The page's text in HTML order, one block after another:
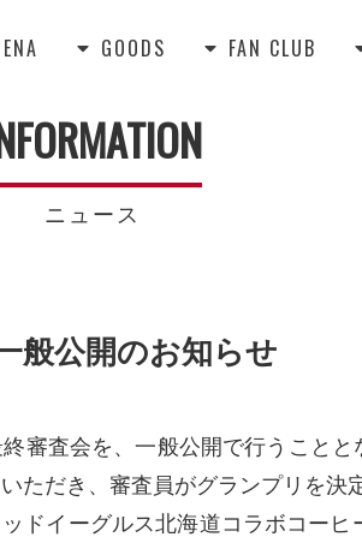
 GOODS  FAN CLUB
ニュース
般公開のお知らせ
審査会を、一般公開で行うこと
ただき、審査員がグランプリを決
イーグルス北海道コラボコーヒ